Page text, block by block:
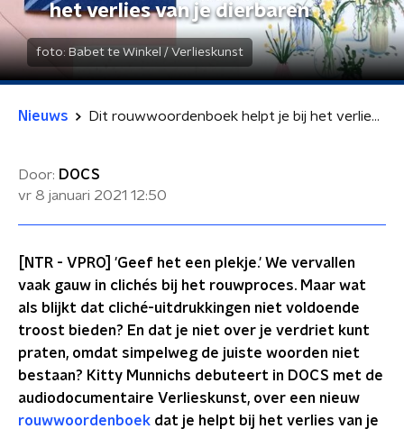
het verlies van je dierbaren
foto: Babet te Winkel / Verlieskunst
Nieuws Dit rouwwoordenboek helpt je bij het verlies van je dierbaren
Door: DOCS
vr 8 januari 2021 12:50
[NTR - VPRO] 'Geef het een plekje.' We vervallen
vaak gauw in clichés bij het rouwproces. Maar wat
als blijkt dat cliché-uitdrukkingen niet voldoende
troost bieden? En dat je niet over je verdriet kunt
praten, omdat simpelweg de juiste woorden niet
bestaan? Kitty Munnichs debuteert in DOCS met de
audiodocumentaire Verlieskunst, over een nieuw
rouwwoordenboek dat je helpt bij het verlies van je